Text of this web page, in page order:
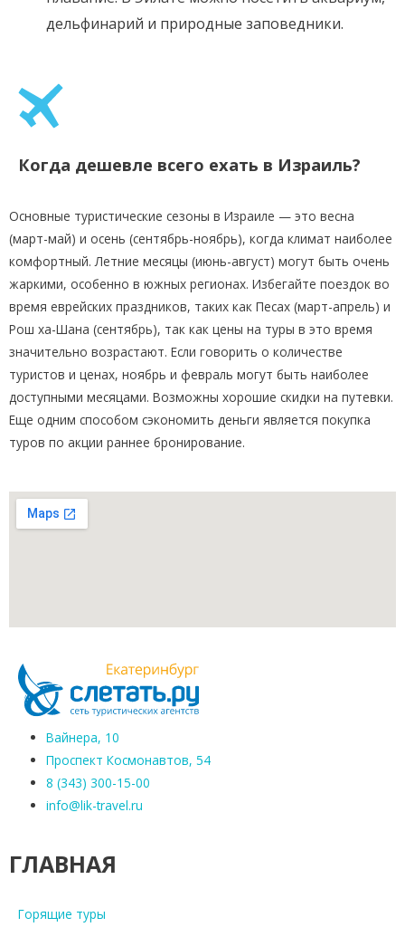
дельфинарий и природные заповедники.
Когда дешевле всего ехать в Израиль?
Основные туристические сезоны в Израиле — это весна
(март-май) и осень (сентябрь-ноябрь), когда климат наиболее
комфортный. Летние месяцы (июнь-август) могут быть очень
жаркими, особенно в южных регионах. Избегайте поездок во
время еврейских праздников, таких как Песах (март-апрель) и
Рош ха-Шана (сентябрь), так как цены на туры в это время
значительно возрастают. Если говорить о количестве
туристов и ценах, ноябрь и февраль могут быть наиболее
доступными месяцами. Возможны хорошие скидки на путевки.
Еще одним способом сэкономить деньги является покупка
туров по акции раннее бронирование.
Вайнера, 10
Проспект Космонавтов, 54
8 (343) 300-15-00
info@lik-travel.ru
ГЛАВНАЯ
Горящие туры